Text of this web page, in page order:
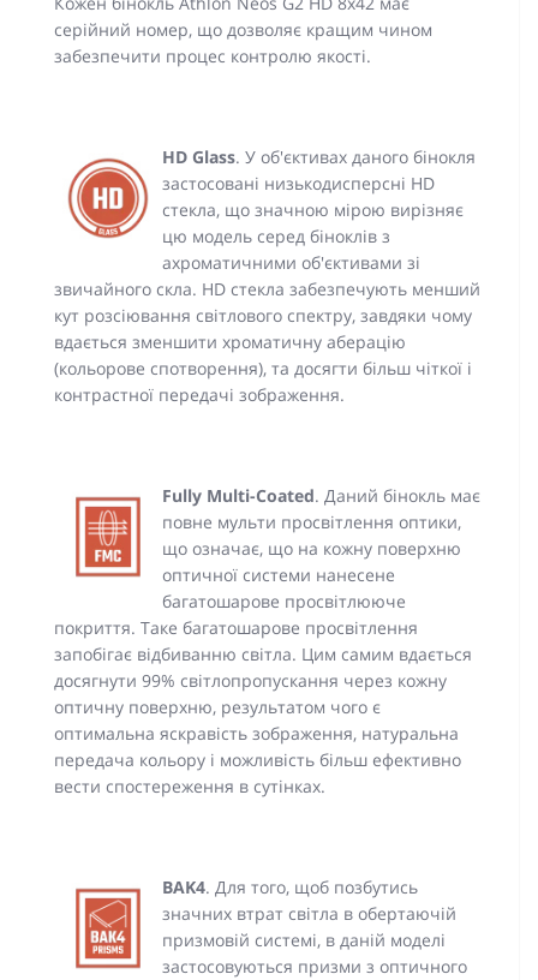
серійний номер, що дозволяє кращим чином
забезпечити процес контролю якості.
HD Glass. У об'єктивах даного бінокля
застосовані низькодисперсні HD
стекла, що значною мірою вирізняє
цю модель серед біноклів з
ахроматичними об'єктивами зі
звичайного скла. HD стекла забезпечують менший
кут розсіювання світлового спектру, завдяки чому
вдається зменшити хроматичну аберацію
(кольорове спотворення), та досягти більш чіткої і
контрастної передачі зображення.
Fully Multi-Coated. Даний бінокль має
повне мульти просвітлення оптики,
що означає, що на кожну поверхню
оптичної системи нанесене
багатошарове просвітлююче
покриття. Таке багатошарове просвітлення
запобігає відбиванню світла. Цим самим вдається
досягнути 99% світлопропускання через кожну
оптичну поверхню, результатом чого є
оптимальна яскравість зображення, натуральна
передача кольору і можливість більш ефективно
вести спостереження в сутінках.
BAK4. Для того, щоб позбутись
значних втрат світла в обертаючій
призмовій системі, в даній моделі
застосовуються призми з оптичного